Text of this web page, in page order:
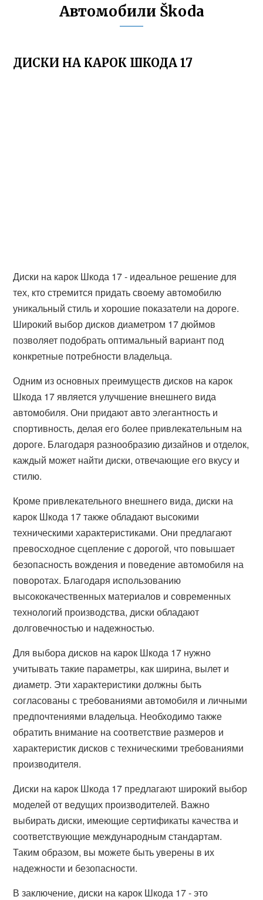
Автомобили Škoda
ДИСКИ НА КАРОК ШКОДА 17
Диски на карок Шкода 17 - идеальное решение для
тех, кто стремится придать своему автомобилю
уникальный стиль и хорошие показатели на дороге.
Широкий выбор дисков диаметром 17 дюймов
позволяет подобрать оптимальный вариант под
конкретные потребности владельца.
Одним из основных преимуществ дисков на карок
Шкода 17 является улучшение внешнего вида
автомобиля. Они придают авто элегантность и
спортивность, делая его более привлекательным на
дороге. Благодаря разнообразию дизайнов и отделок,
каждый может найти диски, отвечающие его вкусу и
стилю.
Кроме привлекательного внешнего вида, диски на
карок Шкода 17 также обладают высокими
техническими характеристиками. Они предлагают
превосходное сцепление с дорогой, что повышает
безопасность вождения и поведение автомобиля на
поворотах. Благодаря использованию
высококачественных материалов и современных
технологий производства, диски обладают
долговечностью и надежностью.
Для выбора дисков на карок Шкода 17 нужно
учитывать такие параметры, как ширина, вылет и
диаметр. Эти характеристики должны быть
согласованы с требованиями автомобиля и личными
предпочтениями владельца. Необходимо также
обратить внимание на соответствие размеров и
характеристик дисков с техническими требованиями
производителя.
Диски на карок Шкода 17 предлагают широкий выбор
моделей от ведущих производителей. Важно
выбирать диски, имеющие сертификаты качества и
соответствующие международным стандартам.
Таким образом, вы можете быть уверены в их
надежности и безопасности.
В заключение, диски на карок Шкода 17 - это